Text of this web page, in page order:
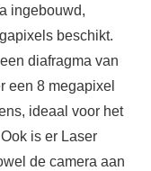
ingebouwd,
beschikt.
diafragma van
een 8 megapixel
ideaal voor het
is er Laser
de camera aan